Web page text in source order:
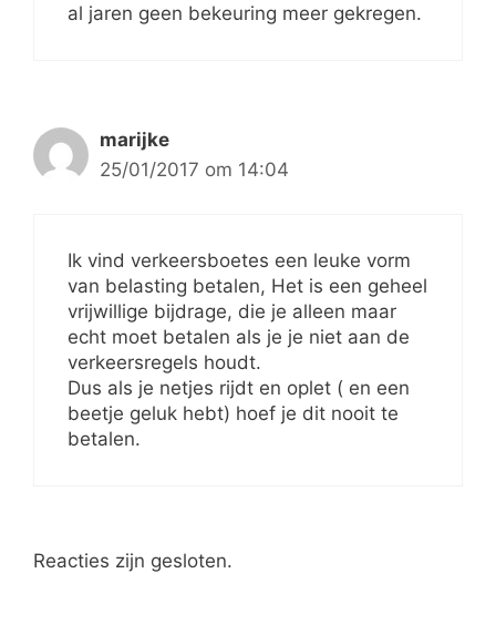
al jaren geen bekeuring meer gekregen.
marijke
25/01/2017 om 14:04
Ik vind verkeersboetes een leuke vorm
van belasting betalen, Het is een geheel
vrijwillige bijdrage, die je alleen maar
echt moet betalen als je je niet aan de
verkeersregels houdt.
Dus als je netjes rijdt en oplet ( en een
beetje geluk hebt) hoef je dit nooit te
betalen.
Reacties zijn gesloten.